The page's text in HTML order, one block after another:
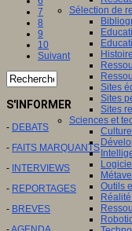
Sélection de
Histoire
Sites
Sites
Sites
Sciences et
Outils
7
8
9
10
Suivant
S'INFORMER
- DEBATS
- FAITS MARQUANTS
- INTERVIEWS
- REPORTAGES
- BREVES